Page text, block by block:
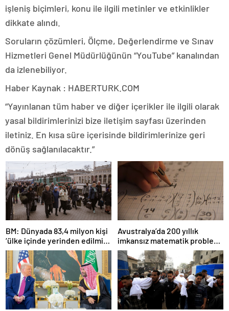
işleniş biçimleri, konu ile ilgili metinler ve etkinlikler
dikkate alındı.
Soruların çözümleri, Ölçme, Değerlendirme ve Sınav
Hizmetleri Genel Müdürlüğünün “YouTube” kanalından
da izlenebiliyor.
Haber Kaynak : HABERTURK.COM
“Yayınlanan tüm haber ve diğer içerikler ile ilgili olarak
yasal bildirimlerinizi bize iletişim sayfası üzerinden
iletiniz. En kısa süre içerisinde bildirimlerinize geri
dönüş sağlanılacaktır.”
BM: Dünyada 83,4 milyon kişi
‘ülke içinde yerinden edilmiş’
olarak yaşıyor
Avustralya’da 200 yıllık
imkansız matematik problemi
çözüldü